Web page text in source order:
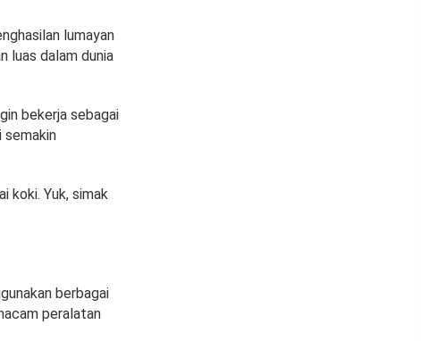
lumayan
luas dalam dunia
bekerja sebagai
semakin
koki. Yuk, simak
berbagai
peralatan